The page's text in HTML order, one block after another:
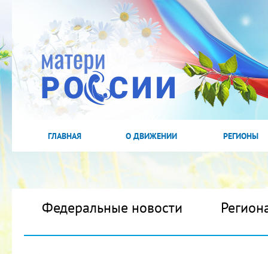
ГЛАВНАЯ О ДВИЖЕНИИ РЕГИОНЫ
Федеральные новости